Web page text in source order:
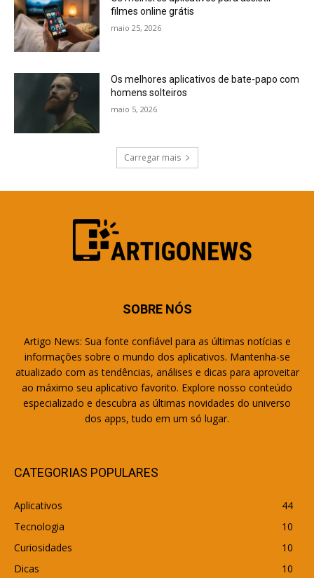
filmes online grátis
maio 25, 2026
Os melhores aplicativos de bate-papo com
homens solteiros
maio 5, 2026
Carregar mais
SOBRE NÓS
Artigo News: Sua fonte confiável para as últimas notícias e
informações sobre o mundo dos aplicativos. Mantenha-se
atualizado com as tendências, análises e dicas para aproveitar
ao máximo seu aplicativo favorito. Explore nosso conteúdo
especializado e descubra as últimas novidades do universo
dos apps, tudo em um só lugar.
CATEGORIAS POPULARES
Aplicativos
44
Tecnologia
10
Curiosidades
10
Dicas
10